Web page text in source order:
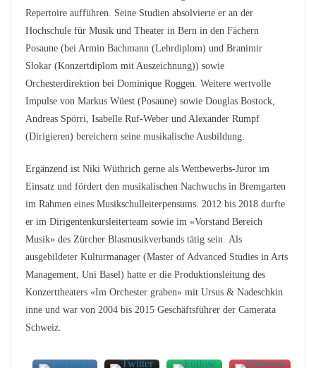
Repertoire aufführen. Seine Studien absolvierte er an der
Hochschule für Musik und Theater in Bern in den Fächern
Posaune (bei Armin Bachmann (Lehrdiplom) und Branimir
Slokar (Konzertdiplom mit Auszeichnung)) sowie
Orchesterdirektion bei Dominique Roggen. Weitere wertvolle
Impulse von Markus Wüest (Posaune) sowie Douglas Bostock,
Andreas Spörri, Isabelle Ruf-Weber und Alexander Rumpf
(Dirigieren) bereichern seine musikalische Ausbildung.
Ergänzend ist Niki Wüthrich gerne als Wettbewerbs-Juror im
Einsatz und fördert den musikalischen Nachwuchs in Bremgarten
im Rahmen eines Musikschulleiterpensums. 2012 bis 2018 durfte
er im Dirigentenkursleiterteam sowie im «Vorstand Bereich
Musik» des Zürcher Blasmusikverbands tätig sein. Als
ausgebildeter Kulturmanager (Master of Advanced Studies in Arts
Management, Uni Basel) hatte er die Produktionsleitung des
Konzerttheaters «Im Orchester graben» mit Ursus & Nadeschkin
inne und war von 2004 bis 2015 Geschäftsführer der Camerata
Schweiz.